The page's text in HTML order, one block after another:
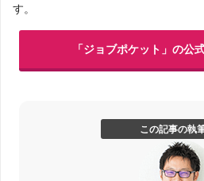
す。
「ジョブポケット」の公
この記事の執